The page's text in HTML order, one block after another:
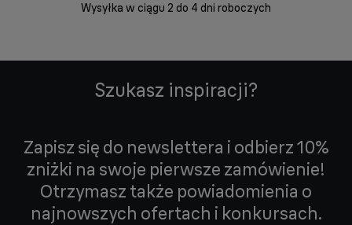
Wysyłka w ciągu 2 do 4 dni roboczych
Szukasz inspiracji?
Zapisz się do newslettera i odbierz 10%
zniżki na swoje pierwsze zamówienie!
Otrzymasz także powiadomienia o
najnowszych ofertach i konkursach.